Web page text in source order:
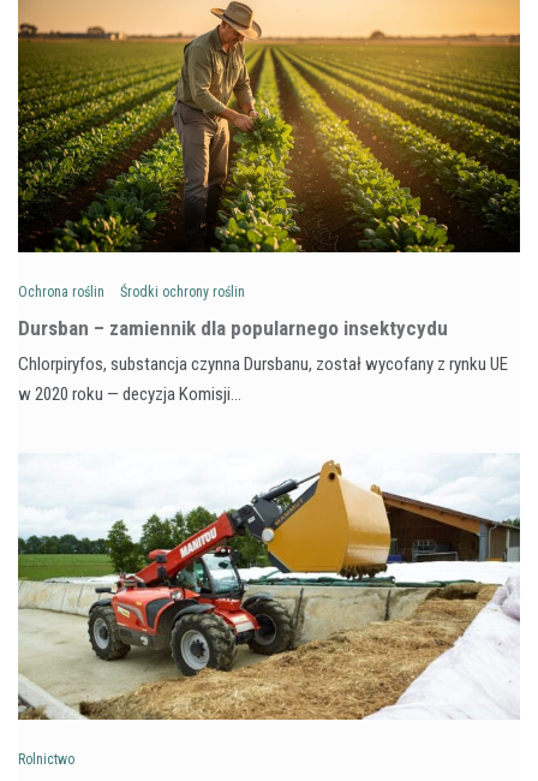
Ochrona roślin Środki ochrony roślin
Dursban – zamiennik dla popularnego insektycydu
Chlorpiryfos, substancja czynna Dursbanu, został wycofany z rynku UE
w 2020 roku — decyzja Komisji…
Rolnictwo